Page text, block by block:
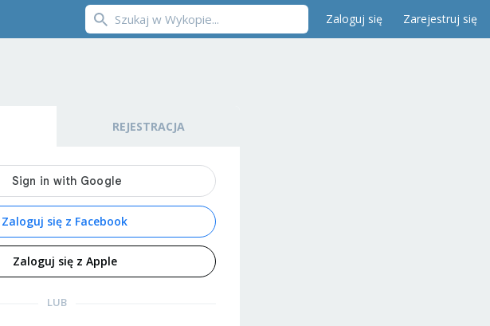
Zaloguj się Zarejestruj się
REJESTRACJA
Zaloguj się z Facebook
Zaloguj się z Apple
LUB